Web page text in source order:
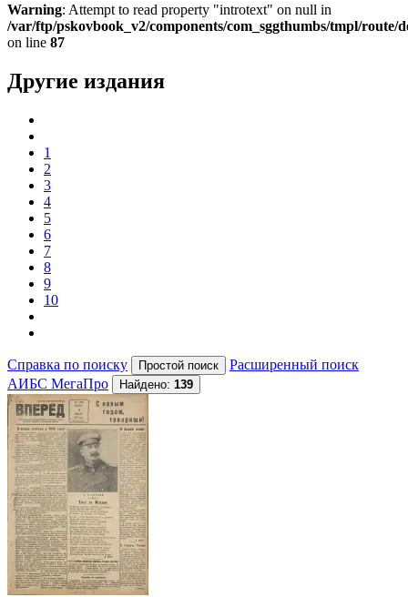
Warning: Attempt to read property "introtext" on null in
/var/ftp/pskovbook_v2/components/com_sggthumbs/tmpl/route/
on line 87
Другие издания
1
2
3
4
5
6
7
8
9
10
Справка по поиску
Расширенный поиск
АИБС МегаПро
Найдено: 139